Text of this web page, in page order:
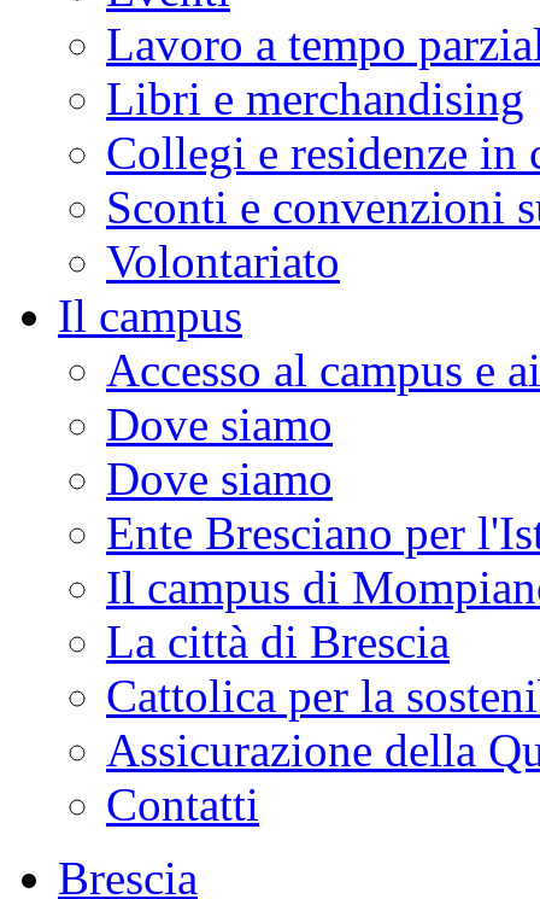
Lavoro a tempo
Libri e merchandising
Collegi e residenze in
Sconti e convenzioni
Volontariato
Il campus
Accesso al campus e
Dove siamo
Dove siamo
Ente Bresciano per
Il campus di
La città di Brescia
Cattolica per la
Assicurazione della
Contatti
Brescia